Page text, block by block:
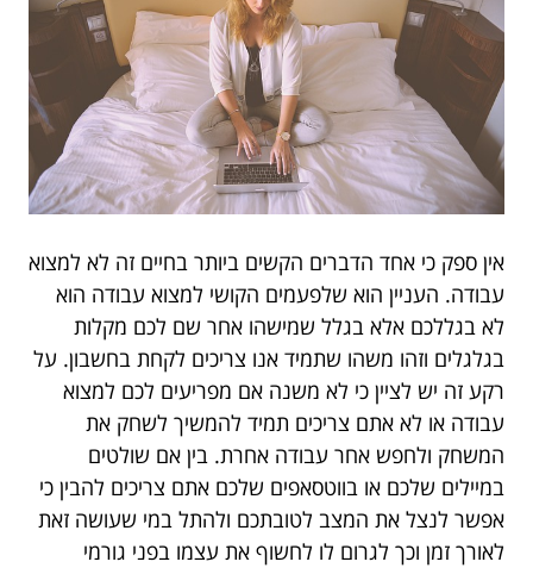
אין ספק כי אחד הדברים הקשים ביותר בחיים זה לא למצוא
עבודה. העניין הוא שלפעמים הקושי למצוא עבודה הוא
לא בגללכם אלא בגלל שמישהו אחר שם לכם מקלות
בגלגלים וזהו משהו שתמיד אנו צריכים לקחת בחשבון. על
רקע זה יש לציין כי לא משנה אם מפריעים לכם למצוא
עבודה או לא אתם צריכים תמיד להמשיך לשחק את
המשחק ולחפש אחר עבודה אחרת. בין אם שולטים
במיילים שלכם או בווטסאפים שלכם אתם צריכים להבין כי
אפשר לנצל את המצב לטובתכם ולהתל במי שעושה זאת
לאורך זמן וכך לגרום לו לחשוף את עצמו בפני גורמי